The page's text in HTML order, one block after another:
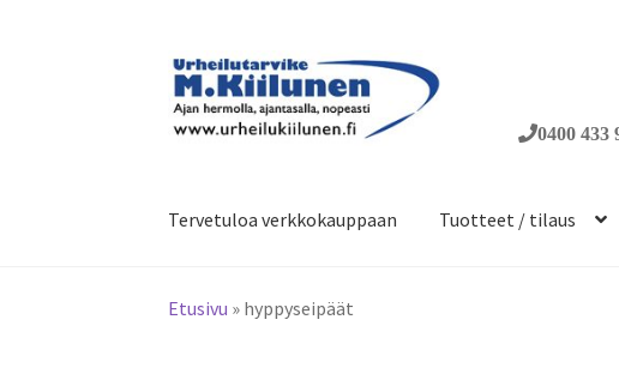
0400 433
Siirry
navigointiin
Siirry
sisältöön
Tervetuloa verkkokauppaan Tuotteet / tilaus
Etusivu » hyppyseipäät